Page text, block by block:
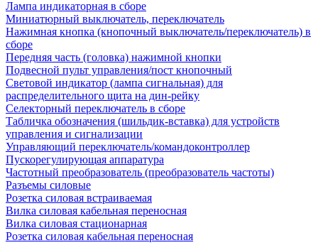
Лампа индикаторная в сборе
Миниатюрный выключатель, переключатель
Нажимная кнопка (кнопочный выключатель/переключатель) в
сборе
Передняя часть (головка) нажимной кнопки
Подвесной пульт управления/пост кнопочный
Световой индикатор (лампа сигнальная) для
распределительного щита на дин-рейку
Селекторный переключатель в сборе
Табличка обозначения (шильдик-вставка) для устройств
управления и сигнализации
Управляющий переключатель/командоконтроллер
Пускорегулирующая аппаратура
Частотный преобразователь (преобразователь частоты)
Разъемы силовые
Розетка силовая встраиваемая
Вилка силовая кабельная переносная
Вилка силовая стационарная
Розетка силовая кабельная переносная